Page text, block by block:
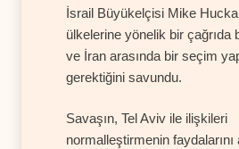
İsrail Büyükelçisi Mike
ülkelerine yönelik bir çağrıda
ve İran arasında bir seçim
gerektiğini savundu.
Savaşın, Tel Aviv ile ilişkileri
normalleştirmenin